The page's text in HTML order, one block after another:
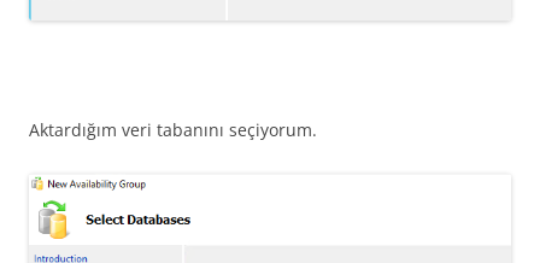
Aktardığım veri tabanını seçiyorum.